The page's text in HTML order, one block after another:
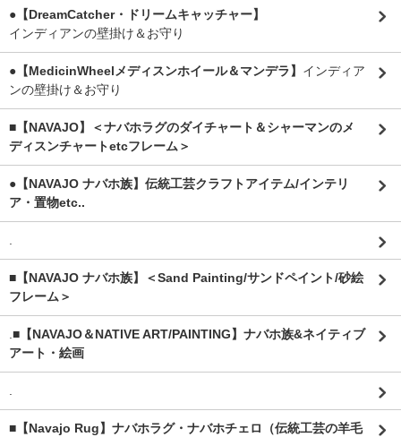
●【DreamCatcher・ドリームキャッチャー】
インディアンの壁掛け＆お守り
●【MedicinWheelメディスンホイール＆マンデラ】 インディア
ンの壁掛け＆お守り
■【NAVAJO】＜ナバホラグのダイチャート＆シャーマンのメ
ディスンチャートetcフレーム＞
●【NAVAJO ナバホ族】伝統工芸クラフトアイテム/インテリ
ア・置物etc..
.
■【NAVAJO ナバホ族】＜Sand Painting/サンドペイント/砂絵
フレーム＞
.■【NAVAJO＆NATIVE ART/PAINTING】ナバホ族&ネイティブ
アート・絵画
.
■【Navajo Rug】ナバホラグ・ナバホチェロ（伝統工芸の羊毛